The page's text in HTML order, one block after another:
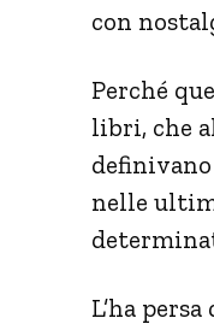
con
Perché
libri, che
nelle
L’ha